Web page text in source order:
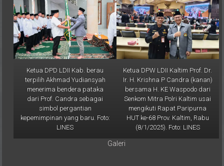
Ketua DPD LDII Kab. berau
terpilih Akhmad Yudiansyah
menerima bendera pataka
dari Prof. Candra sebagai
simbol pergantian
kepemimpinan yang baru. Foto:
LINES
Ketua DPW LDII Kaltim Prof. Dr.
Ir. H. Krishna P Candra (kanan)
bersama H. KE Waspodo dari
Senkom Mitra Polri Kaltim usai
mengikuti Rapat Paripurna
HUT ke-68 Prov. Kaltim, Rabu
(8/1/2025). Foto: LINES
Galeri